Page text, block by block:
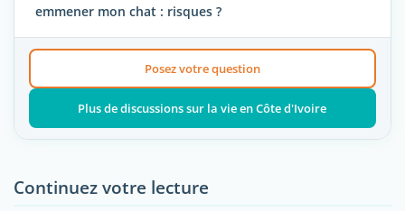
emmener mon chat : risques ?
Posez votre question
Plus de discussions sur la vie en Côte d'Ivoire
Continuez votre lecture